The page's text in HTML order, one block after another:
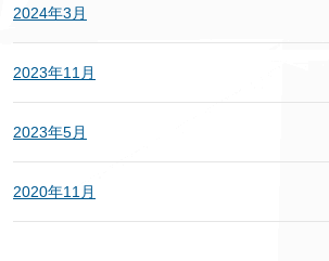
2024年3月
2023年11月
2023年5月
2020年11月